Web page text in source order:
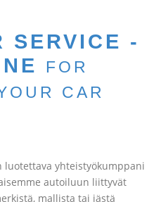
SERVICE -
FOR
CAR
yhteistyökumppani
autoiluun liittyvät
mallista tai iästä